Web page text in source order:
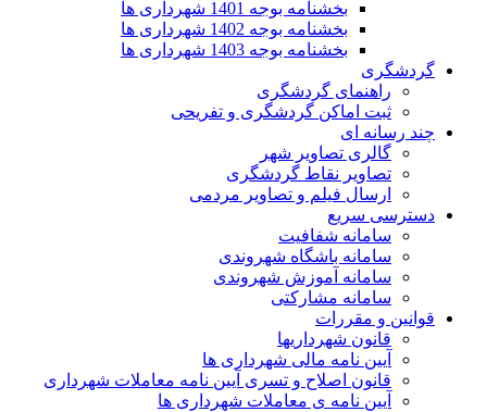
بخشنامه بوجه 1401 شهرداری ها
بخشنامه بوجه 1402 شهرداری ها
بخشنامه بوجه 1403 شهرداری ها
گردشگری
راهنمای گردشگری
ثبت اماکن گردشگری و تفریحی
چند رسانه ای
گالری تصاویر شهر
تصاویر نقاط گردشگری
ارسال فیلم و تصاویر مردمی
دسترسی سریع
سامانه شفافیت
سامانه باشگاه شهروندی
سامانه آموزش شهروندی
سامانه مشارکتی
قوانین و مقررات
قانون شهرداریها
آیین نامه مالی شهرداری ها
قانون اصلاح و تسری آیین نامه معاملات شهرداری
آیین نامه ی معاملات شهرداری ها